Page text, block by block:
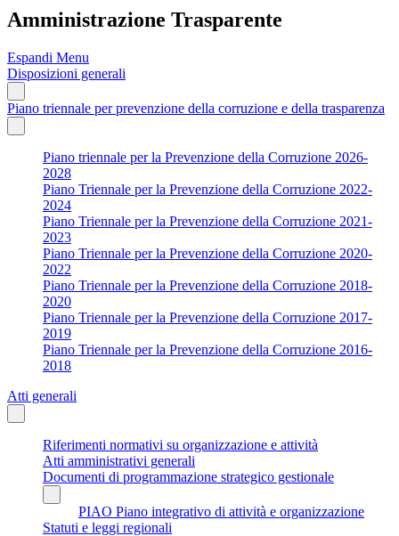
Amministrazione Trasparente
Espandi Menu
Disposizioni generali
Piano triennale per prevenzione della corruzione e della trasparenza
Piano triennale per la Prevenzione della Corruzione 2026-
2028
Piano Triennale per la Prevenzione della Corruzione 2022-
2024
Piano Triennale per la Prevenzione della Corruzione 2021-
2023
Piano Triennale per la Prevenzione della Corruzione 2020-
2022
Piano Triennale per la Prevenzione della Corruzione 2018-
2020
Piano Triennale per la Prevenzione della Corruzione 2017-
2019
Piano Triennale per la Prevenzione della Corruzione 2016-
2018
Atti generali
Riferimenti normativi su organizzazione e attività
Atti amministrativi generali
Documenti di programmazione strategico gestionale
PIAO Piano integrativo di attività e organizzazione
Statuti e leggi regionali